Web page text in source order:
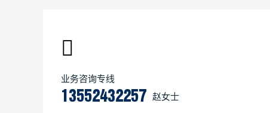
业务咨询专线
13552432257 赵女士